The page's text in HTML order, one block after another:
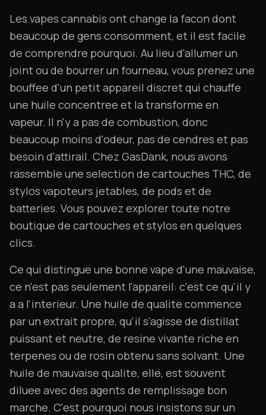
Les vapes cannabis ont change la facon dont
beaucoup de gens consomment, et il est facile
de comprendre pourquoi. Au lieu d'allumer un
joint ou de bourrer un fourneau, vous prenez une
bouffee d'un petit appareil discret qui chauffe
une huile concentree et la transforme en
vapeur. Il n'y a pas de combustion, donc
beaucoup moins d'odeur, pas de cendres et pas
besoin d'attirail. Chez GasDank, nous avons
rassemble une selection de cartouches THC, de
stylos vapoteurs jetables, de pods et de
batteries. Vous pouvez explorer toute notre
boutique de cartouches et stylos en quelques
clics.
Ce qui distingue une bonne vape d'une mauvaise,
ce n'est pas seulement l'appareil: c'est ce qu'il y
a a l'interieur. Une huile de qualite commence
par un extrait propre, qu'il s'agisse de distillat
puissant et neutre, de resine vivante riche en
terpenes ou de rosin obtenu sans solvant. Une
huile de mauvaise qualite, elle, est souvent
diluee avec des agents de remplissage bon
marche. C'est pourquoi nous insistons sur un